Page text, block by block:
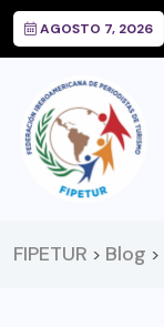
AGOSTO 7, 2026
FIPETUR > Blog >